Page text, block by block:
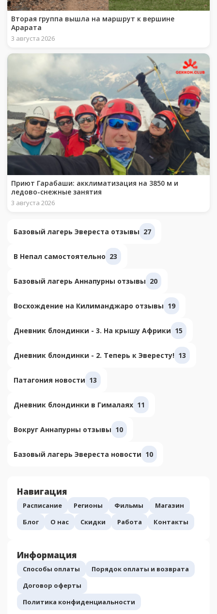
Вторая группа вышла на маршрут к вершине
Арарата
3 августа 2026
Приют Гарабаши: акклиматизация на 3850 м и
ледово-снежные занятия
3 августа 2026
Базовый лагерь Эвереста отзывы 27
В Непал самостоятельно 23
Базовый лагерь Аннапурны отзывы 20
Восхождение на Килиманджаро отзывы 19
Дневник блондинки - 3. На крышу Африки 15
Дневник блондинки - 2. Теперь к Эвересту! 13
Патагония новости 13
Дневник блондинки в Гималаях 11
Вокруг Аннапурны отзывы 10
Базовый лагерь Эвереста новости 10
Навигация
Расписание Регионы Фильмы
Магазин
Блог
О нас Скидки Работа Контакты
Информация
Способы оплаты
Порядок оплаты и возврата
Договор оферты
Политика конфиденциальности